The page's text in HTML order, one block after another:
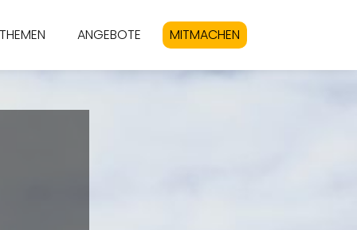
THEMEN ANGEBOTE MITMACHEN